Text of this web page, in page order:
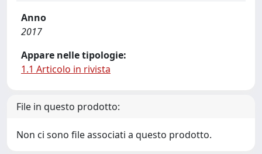
Anno
2017
Appare nelle tipologie:
1.1 Articolo in rivista
File in questo prodotto:
Non ci sono file associati a questo prodotto.